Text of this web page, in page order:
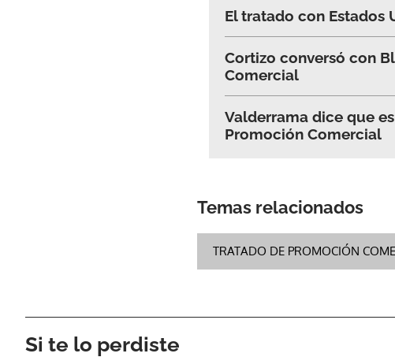
El tratado con Estados
Cortizo conversó con
Comercial
Valderrama dice que
Promoción Comercial
Temas relacionados
TRATADO DE PROMOCIÓN
Si te lo perdiste